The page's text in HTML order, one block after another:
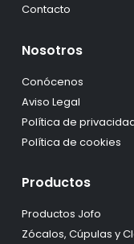
Contacto
Nosotros
Conócenos
Aviso Legal
Política de
Política de cookies
Productos
Productos Jofo
Zócalos, Cúpulas y